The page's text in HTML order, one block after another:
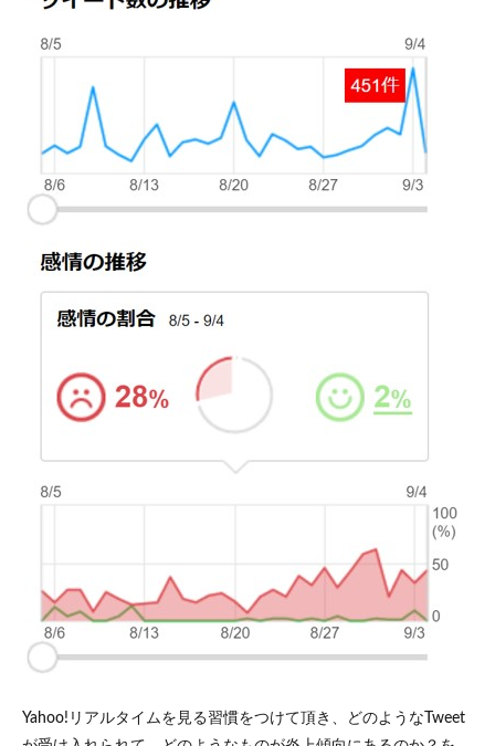
Yahoo!リアルタイムを見る習慣をつけて頂き、どのようなTweet